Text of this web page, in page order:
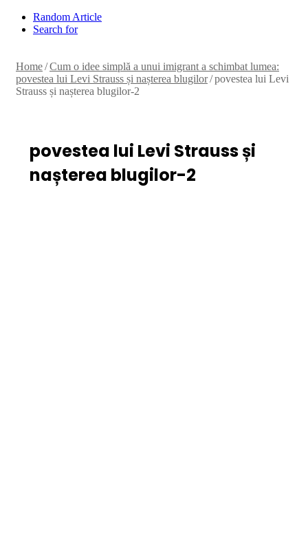
Random Article
Search for
Home/Cum o idee simplă a unui imigrant a schimbat lumea:
povestea lui Levi Strauss și nașterea blugilor/povestea lui Levi
Strauss și nașterea blugilor-2
povestea lui Levi Strauss și
nașterea blugilor-2